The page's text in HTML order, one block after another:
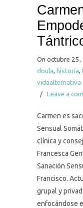
On octubre 25,
doula, historia,
vidaalternativa
/ Leave a
Carmen es
Sensual
clínica y
Francesca
Sanación
Francisco.
grupal y
enfocándose